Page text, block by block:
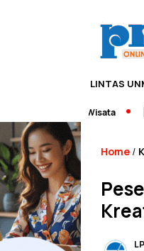
LINTAS
dan Wisata
Home /